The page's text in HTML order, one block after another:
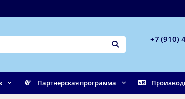
+7 (910)
Партнерская программа